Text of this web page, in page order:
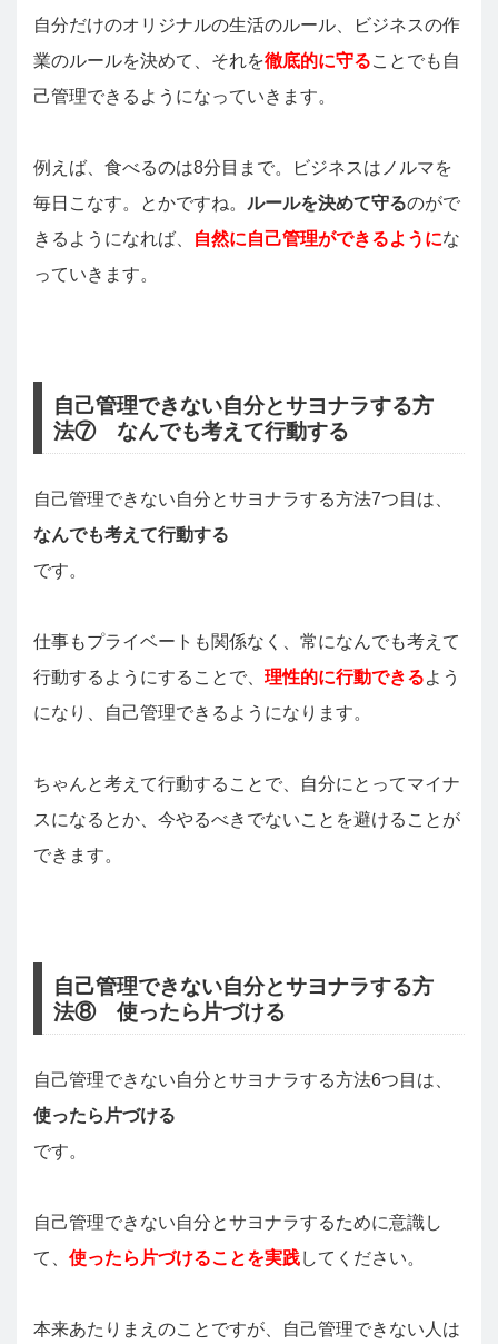
自分だけのオリジナルの生活のルール、ビジネスの作
業のルールを決めて、それを徹底的に守ることでも自
己管理できるようになっていきます。
例えば、食べるのは8分目まで。ビジネスはノルマを
毎日こなす。とかですね。 ルールを決めて守るのがで
きるようになれば、
自然に自己管理ができるようにな
っていきます。
自己管理できない自分とサヨナラする方
法⑦ なんでも考えて行動する
自己管理できない自分とサヨナラする方法7つ目は、
なんでも考えて行動する
です。
仕事もプライベートも関係なく、常になんでも考えて
行動するようにすることで、 理性的に行動できるよう
になり、自己管理できるようになります。
ちゃんと考えて行動することで、自分にとってマイナ
スになるとか、今やるべきでないことを避けることが
できます。
自己管理できない自分とサヨナラする方
法⑧ 使ったら片づける
自己管理できない自分とサヨナラする方法6つ目は、
使ったら片づける
です。
自己管理できない自分とサヨナラするために意識し
て、 使ったら片づけることを実践してください。
本来あたりまえのことですが、自己管理できない人は